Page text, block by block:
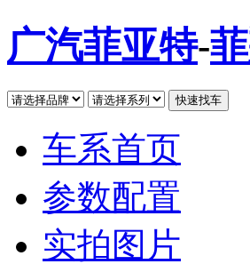
广汽菲亚特-
车系首页
参数配置
实拍图片